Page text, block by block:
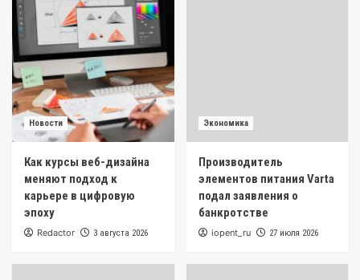
Новости
Как курсы веб-дизайна
меняют подход к
карьере в цифровую
эпоху
Redactor 3 августа 2026
Экономика
Производитель
элементов питания Varta
подал заявления о
банкротстве
iopent_ru 27 июля 2026